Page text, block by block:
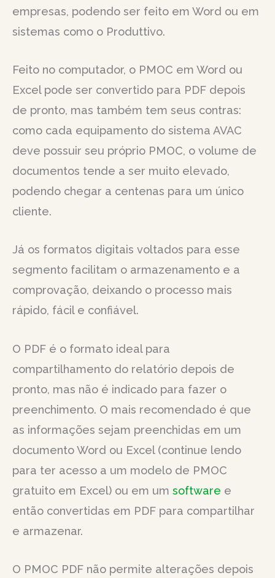
empresas, podendo ser feito em Word ou em
sistemas como o Produttivo.
Feito no computador, o PMOC em Word ou
Excel pode ser convertido para PDF depois
de pronto, mas também tem seus contras:
como cada equipamento do sistema AVAC
deve possuir seu próprio PMOC, o volume de
documentos tende a ser muito elevado,
podendo chegar a centenas para um único
cliente.
Já os formatos digitais voltados para esse
segmento facilitam o armazenamento e a
comprovação, deixando o processo mais
rápido, fácil e confiável.
O PDF é o formato ideal para
compartilhamento do relatório depois de
pronto, mas não é indicado para fazer o
preenchimento. O mais recomendado é que
as informações sejam preenchidas em um
documento Word ou Excel (continue lendo
para ter acesso a um modelo de PMOC
gratuito em Excel) ou em um software e
então convertidas em PDF para compartilhar
e armazenar.
O PMOC PDF não permite alterações depois